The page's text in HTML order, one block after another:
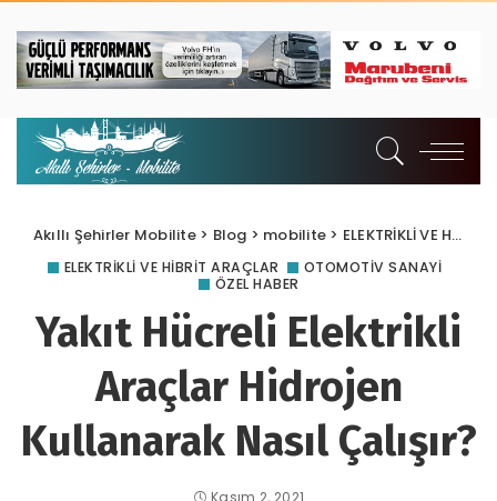
Akıllı Şehirler Mobilite> Blog > mobilite > ELEKTRİKLİ VE HİBRİT ARAÇLAR
ELEKTRİKLİ VE HİBRİT ARAÇLAR
OTOMOTIV SANAYI
ÖZEL HABER
Yakıt Hücreli Elektrikli
Araçlar Hidrojen
Kullanarak Nasıl Çalışır?
Kasım 2, 2021